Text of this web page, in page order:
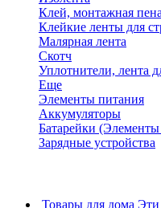
Клей, монтажная
Клейкие ленты для
Малярная лента
Скотч
Уплотнители, лента
Еще
Элементы питания
Аккумуляторы
Батарейки
Зарядные устройства
Товары для дома Эти